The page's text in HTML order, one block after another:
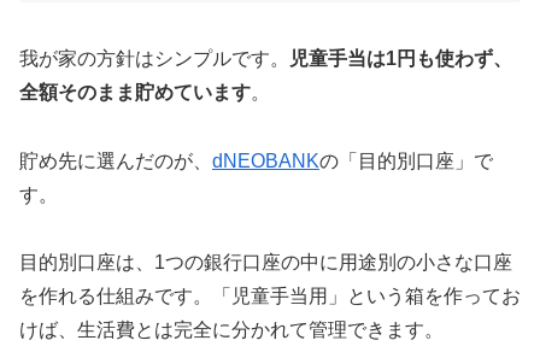
我が家の方針はシンプルです。
児童手当は1円も使わず、
全額そのまま貯めています。
貯め先に選んだのが、 dNEOBANKの「目的別口座」で
す。
目的別口座は、1つの銀行口座の中に用途別の小さな口座
を作れる仕組みです。「児童手当用」という箱を作ってお
けば、生活費とは完全に分かれて管理できます。